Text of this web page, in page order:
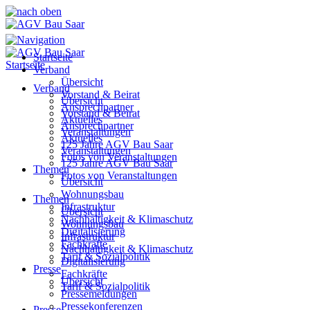
Startseite
Verband
Übersicht
Vorstand & Beirat
Ansprechpartner
Aktuelles
Veranstaltungen
125 Jahre AGV Bau Saar
Fotos von Veranstaltungen
Themen
Übersicht
Wohnungsbau
Infrastruktur
Nachhaltigkeit & Klimaschutz
Digitalisierung
Fachkräfte
Tarif & Sozialpolitik
Presse
Übersicht
Pressemeldungen
Pressekonferenzen
Startseite
Verband
Übersicht
Vorstand & Beirat
Ansprechpartner
Aktuelles
Veranstaltungen
125 Jahre AGV Bau Saar
Fotos von Veranstaltungen
Themen
Übersicht
Wohnungsbau
Infrastruktur
Nachhaltigkeit & Klimaschutz
Digitalisierung
Fachkräfte
Tarif & Sozialpolitik